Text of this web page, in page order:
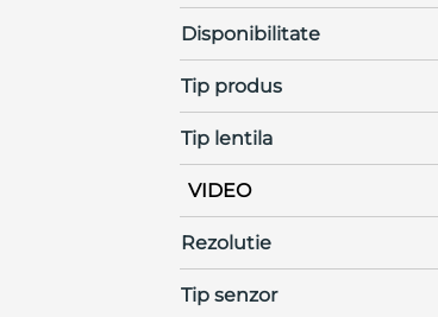
Disponibilitate
Tip produs
Tip lentila
VIDEO
Rezolutie
Tip senzor